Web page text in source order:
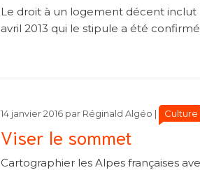
Le droit à un logement décent inclut
avril 2013 qui le stipule a été
Viser le sommet
14 janvier 2016 par Réginald Algéo Culture
Cartographier les Alpes françaises